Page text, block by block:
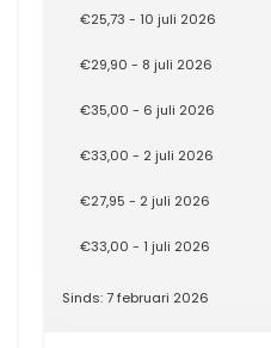
€25,73 - 10 juli 2026
€29,90 - 8 juli 2026
€35,00 - 6 juli 2026
€33,00 - 2 juli 2026
€27,95 - 2 juli 2026
€33,00 - 1 juli 2026
Sinds: 7 februari 2026